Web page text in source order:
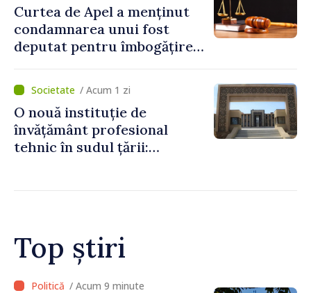
Curtea de Apel a menținut
condamnarea unui fost
deputat pentru îmbogățire
statului peste 2,4 milioane
de lei
/ Acum 1 zi
O nouă instituție de
învățământ profesional
tehnic în sudul țării:
Top știri
/ Acum 9 minute